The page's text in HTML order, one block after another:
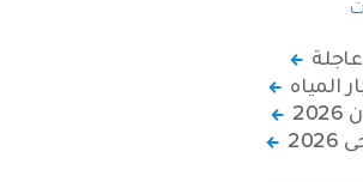
المياه